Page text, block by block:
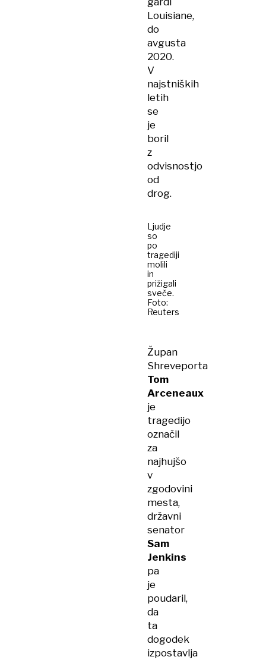
Louisiane,
do
avgusta
2020.
V
najstniških
letih
se
je
boril
z
odvisnostjo
od
drog.
Ljudje
so
po
tragediji
molili
in
prižigali
sveče.
Foto:
Reuters
Župan
Shreveporta
Tom
Arceneaux
je
tragedijo
označil
za
najhujšo
v
zgodovini
mesta,
državni
senator
Sam
Jenkins
pa
je
poudaril,
da
ta
dogodek
izpostavlja